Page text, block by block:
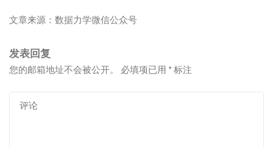
文章来源：数据力学微信公众号
发表回复
您的邮箱地址不会被公开。 必填项已用 *标注